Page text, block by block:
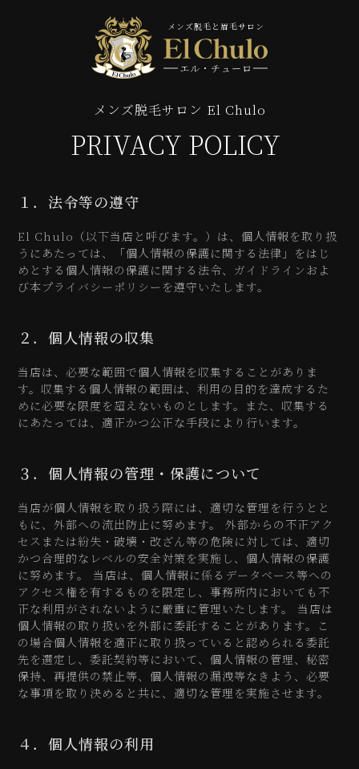
メンズ脱毛と眉毛サロン
エル・チューロ
メンズ脱毛サロン El Chulo
PRIVACY POLICY
１．法令等の遵守
El Chulo（以下当店と呼びます。）は、個人情報を取り扱
うにあたっては、「個人情報の保護に関する法律」をはじ
めとする個人情報の保護に関する法令、ガイドラインおよ
び本プライバシーポリシーを遵守いたします。
２．個人情報の収集
当店は、必要な範囲で個人情報を収集することがありま
す。収集する個人情報の範囲は、利用の目的を達成するた
めに必要な限度を超えないものとします。また、収集する
にあたっては、適正かつ公正な手段により行います。
３．個人情報の管理・保護について
当店が個人情報を取り扱う際には、適切な管理を行うとと
もに、外部への流出防止に努めます。 外部からの不正アク
セスまたは紛失・破壊・改ざん等の危険に対しては、適切
かつ合理的なレベルの安全対策を実施し、個人情報の保護
に努めます。 当店は、個人情報に係るデータベース等への
アクセス権を有するものを限定し、事務所内においても不
正な利用がされないように厳重に管理いたします。 当店は
個人情報の取り扱いを外部に委託することがあります。こ
の場合個人情報を適正に取り扱っていると認められる委託
先を選定し、委託契約等において、個人情報の管理、秘密
保持、再提供の禁止等、個人情報の漏洩等なきよう、必要
な事項を取り決めると共に、適切な管理を実施させます。
４．個人情報の利用